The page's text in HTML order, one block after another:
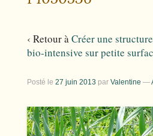
‹ Retour àCréer une
bio-intensive sur petite
Posté le 27 juin 2013 par Valentine —